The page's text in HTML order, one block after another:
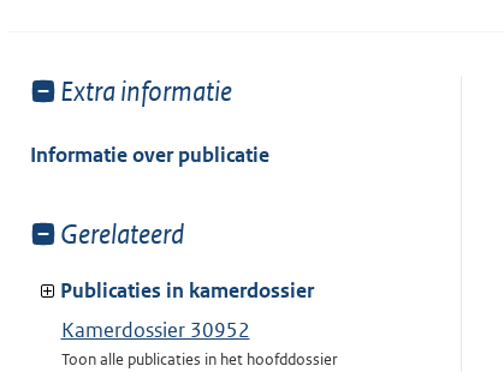
Toon
van:
Extra informatie
Informatie over publicatie
Toon
van:
Gerelateerd
Publicaties in kamerdossier
Kamerdossier 30952
Toon alle publicaties in het hoofddossier